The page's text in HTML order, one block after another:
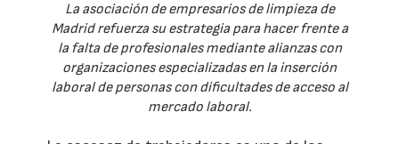
La asociación de empresarios de limpieza de
Madrid refuerza su estrategia para hacer frente a
la falta de profesionales mediante alianzas con
organizaciones especializadas en la inserción
laboral de personas con dificultades de acceso al
mercado laboral.